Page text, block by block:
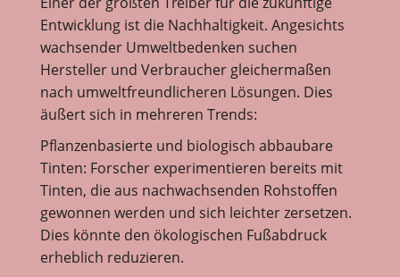
Entwicklung ist die Nachhaltigkeit. Angesichts
wachsender Umweltbedenken suchen
Hersteller und Verbraucher gleichermaßen
nach umweltfreundlicheren Lösungen. Dies
äußert sich in mehreren Trends:
Pflanzenbasierte und biologisch abbaubare
Tinten: Forscher experimentieren bereits mit
Tinten, die aus nachwachsenden Rohstoffen
gewonnen werden und sich leichter zersetzen.
Dies könnte den ökologischen Fußabdruck
erheblich reduzieren.